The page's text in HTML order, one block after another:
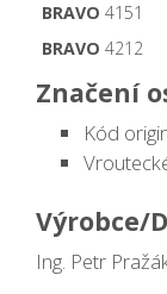
BRAVO 4151
BRAVO 4212
Značení
Kód
Výrobce/
Ing. Petr